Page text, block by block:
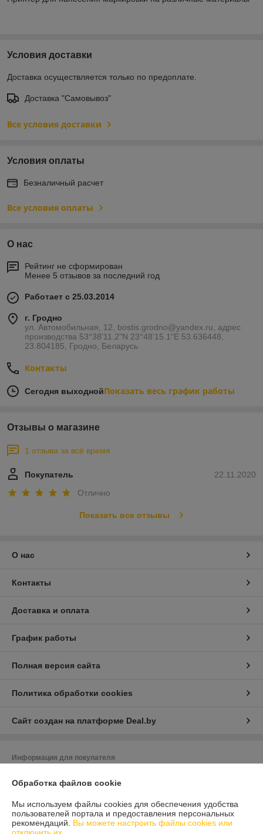
Условия доставки
Доставка осуществляется только по предоплате.
Доставка "Самовывоз"
Все условия доставки
Условия оплаты
Безналичный расчет
Все условия оплаты
О нас
Рейтинг не сформирован
Менее 5 отзывов за последний год
Работает с 25.03.2014
г. Гродно
ул. Автомобильная, 12, bostis.grodno@yandex.ru, адрес
производства 53°38'11.2"N 23°48'15.1"E 53.636448,
23.804185, Гродно, Беларусь
Контакты
Сегодня выходнойПоказать весь график работы
Отзывы о магазине
1 отзыва за всё время
22.11.2020
Покупатель
Отлично
Показать все отзывы
О нас
Контакты
Доставка и оплата
График работы
Полная версия сайта
Политика обработки cookies
Сайт создан на платформе Deal.by
Информация для покупателя
230003 Беларусь Гродненская область Гродно ул. Автомобильная, 12
Регистрационный номер ЕГР: 590831698
УНП: 590831698
Обработка файлов cookie
Мы используем файлы cookies для обеспечения удобства
пользователей портала и предоставления персональных
рекомендаций. Вы можете настроить файлы cookies или